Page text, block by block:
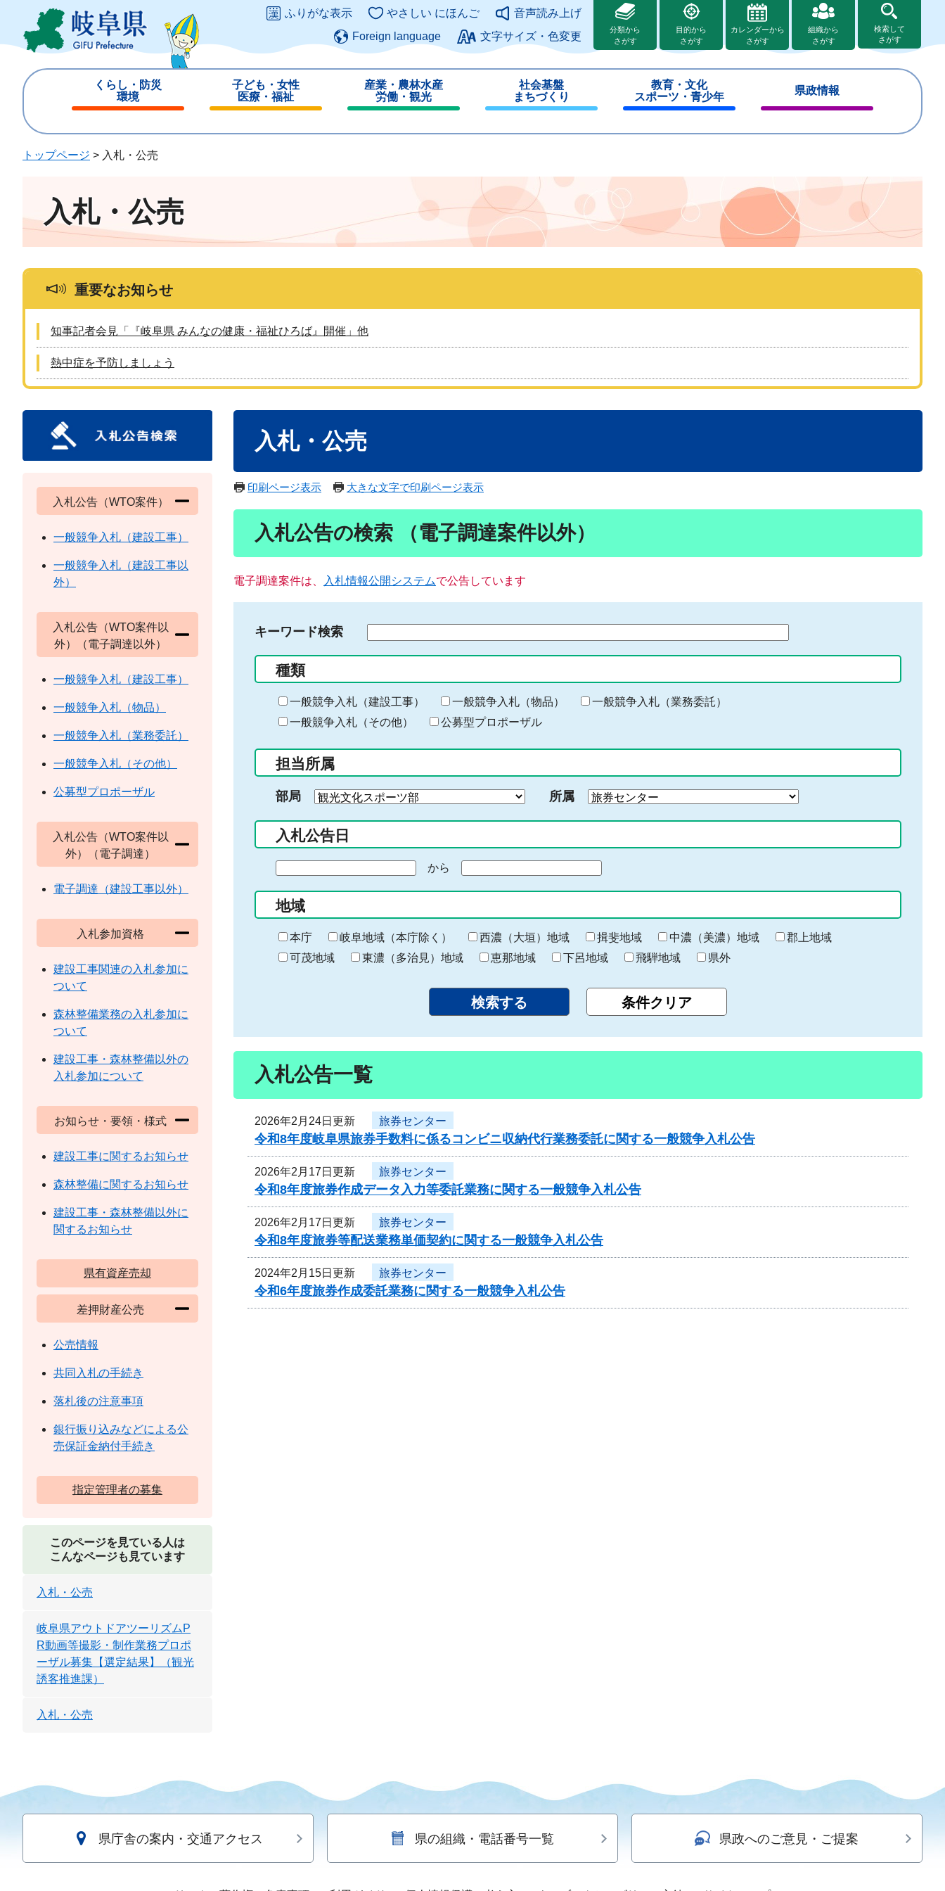
ジ
ュ
このページの本文へ
ふりがな表示 やさしい にほんご
音声読み上げ
Foreign language
文字サイズ・色変更
分類から
さがす
目的から
さがす
カレンダーから
さがす
組織から
さがす
検索して
さがす
くらし・防災
環境
じ
子ども・女性
医療・福祉
じ
産業・農林水産
労働・観光
じ
社会基盤
まちづくり
じ
教育・文化
スポーツ・青少年
じ
県政情報
じ
トップページ > 入札・公売
入札・公売
重要なお知らせ
知事記者会見「『岐阜県 みんなの健康・福祉ひろば』開催」他
熱中症を予防しましょう
入札・公売
印刷ページ表示 大きな文字で印刷ページ表示
入札公告の検索 （電子調達案件以外）
電子調達案件は、 入札情報公開システムで公告しています
キーワード検索
る
キ
ー
ー
入
力
種類
一般競争入札（建設工事） 一般競争入札（物品）
一般競争入札（業務委託）
一般競争入札（その他）
公募型プロポーザル
担当所属
部局 所属
入札公告日
の
始
ま
り
から
終
わ
り
地域
本庁 岐阜地域（本庁除く） 西濃（大垣）地域 揖斐地域 中濃（美濃）地域
郡上地域
可茂地域
東濃（多治見）地域 恵那地域 下呂地域 飛騨地域 県外
入札公告一覧
2026年2月24日更新 旅券センター
令和8年度岐阜県旅券手数料に係るコンビニ収納代行業務委託に関する一般競争入札公告
2026年2月17日更新 旅券センター
令和8年度旅券作成データ入力等委託業務に関する一般競争入札公告
2026年2月17日更新 旅券センター
令和8年度旅券等配送業務単価契約に関する一般競争入札公告
2024年2月15日更新 旅券センター
令和6年度旅券作成委託業務に関する一般競争入札公告
入札公告（WTO案件）
一般競争入札（建設工事）
一般競争入札（建設工事以
外）
入札公告（WTO案件以
外）（電子調達以外）
一般競争入札（建設工事）
一般競争入札（物品）
一般競争入札（業務委託）
一般競争入札（その他）
公募型プロポーザル
入札公告（WTO案件以
外）（電子調達）
電子調達（建設工事以外）
入札参加資格
建設工事関連の入札参加に
ついて
森林整備業務の入札参加に
ついて
建設工事・森林整備以外の
入札参加について
お知らせ・要領・様式
建設工事に関するお知らせ
森林整備に関するお知らせ
建設工事・森林整備以外に
関するお知らせ
県有資産売却
差押財産公売
公売情報
共同入札の手続き
落札後の注意事項
銀行振り込みなどによる公
売保証金納付手続き
指定管理者の募集
このページを見ている人は
こんなページも見ています
入札・公売
岐阜県アウトドアツーリズムP
R動画等撮影・制作業務プロポ
ーザル募集【選定結果】（観光
誘客推進課）
入札・公売
県庁舎の案内・交通アクセス 県の組織・電話番号一覧 県政へのご意見・ご提案